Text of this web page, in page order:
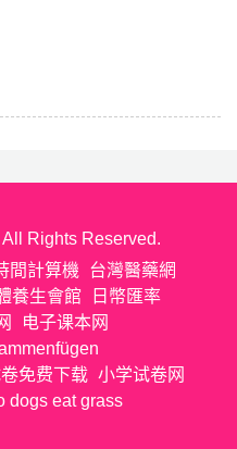
Rights Reserved.
間計算機
台灣醫藥網
養生會館
日幣匯率
电子课本网
免费下载 小学试卷网
dogs eat grass